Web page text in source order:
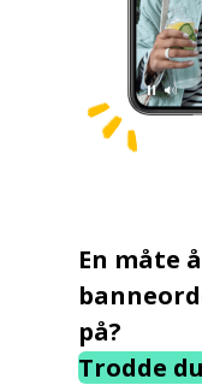
En måte
på?
Trodde